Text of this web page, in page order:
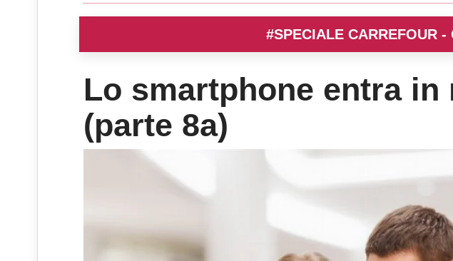
#SPECIALE CARREFOUR -
Lo smartphone entra in
(parte 8a)